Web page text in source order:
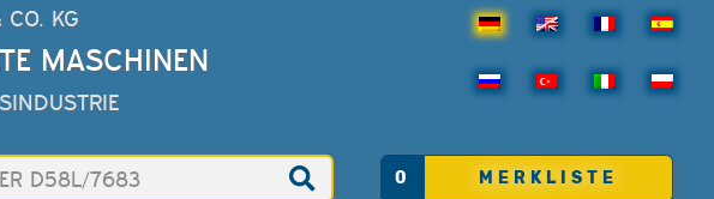
CO. KG
MASCHINEN
0 MERKLISTE